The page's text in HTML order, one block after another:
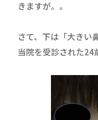
きますが。。
さて、下は「大きい
当院を受診された24